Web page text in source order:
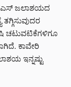
ಜಲಾಶಯದ
ಚಟುವಟಿಕೆಗಳಿಗೂ
ಕಾವೇರಿ
ಇನ್ನಷ್ಟು